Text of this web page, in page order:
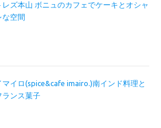
レズ本山 ボニュのカフェでケーキとオシャ
な空間
マイロ(spice&cafe imairo.)南インド料理と
ランス菓子